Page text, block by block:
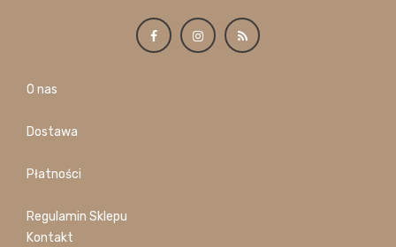
O nas
Dostawa
Płatności
Regulamin Sklepu
Kontakt